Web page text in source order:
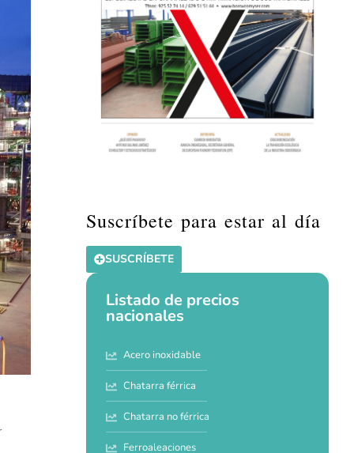
Suscríbete para estar al día
SUSCRÍBETE
Listado de precios
nacionales
Acero inoxidable
Chatarra férrica
Chatarra no férrica
Ferroaleaciones